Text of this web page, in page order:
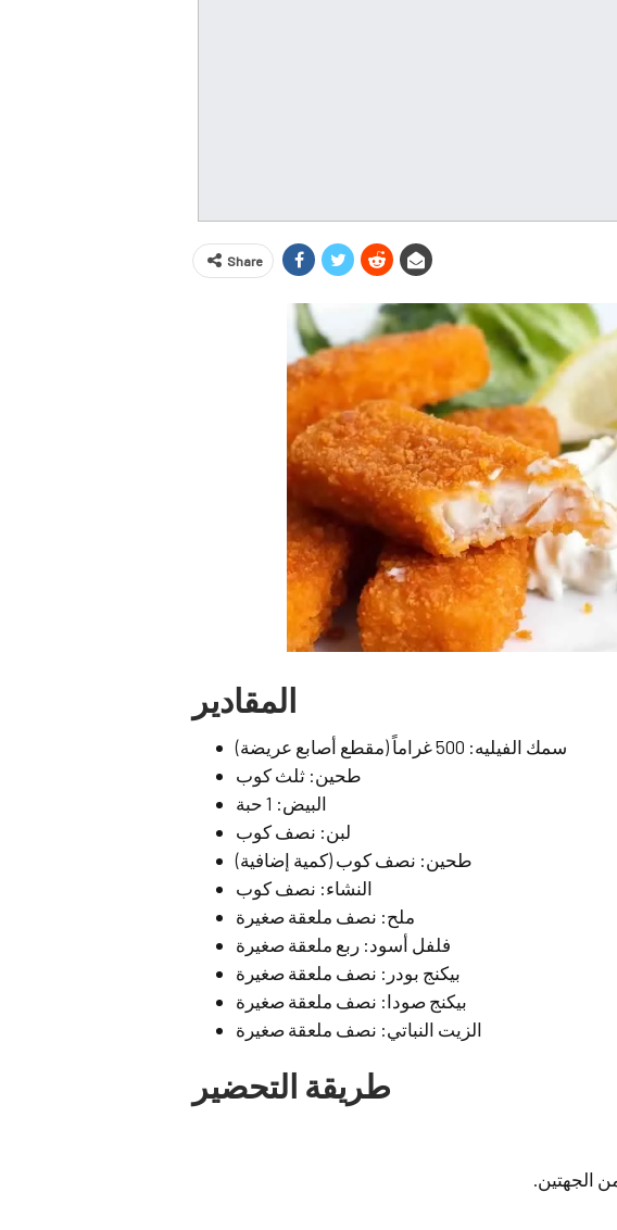
Share
المقادير
سمك الفيليه: 500 غراماً (مقطع أصابع عريضة)
طحين: ثلث كوب
البيض: 1 حبة
لبن: نصف كوب
طحين: نصف كوب (كمية إضافية)
النشاء: نصف كوب
ملح: نصف ملعقة صغيرة
فلفل أسود: ربع ملعقة صغيرة
بيكنج بودر: نصف ملعقة صغيرة
بيكنج صودا: نصف ملعقة صغيرة
الزيت النباتي: نصف ملعقة صغيرة
طريقة التحضير